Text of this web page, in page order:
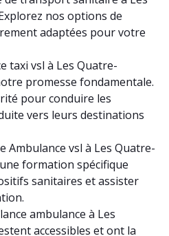
nos options de
adaptées pour votre
taxi vsl à Les Quatre-
promesse fondamentale.
pour conduire les
vers leurs destinations
Ambulance vsl à Les Quatre-
formation spécifique
sanitaires et assister
ambulance à Les
accessibles et ont la